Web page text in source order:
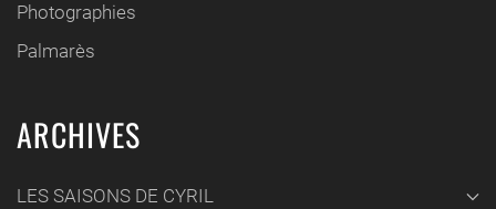
Photographies
Palmarès
ARCHIVES
LES SAISONS DE CYRIL